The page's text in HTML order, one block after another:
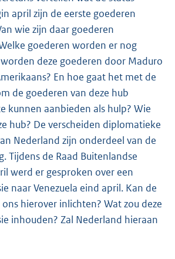
april zijn de eerste goederen
wie zijn daar goederen
goederen worden er nog
deze goederen door Maduro
En hoe gaat het met de
de goederen van deze hub
kunnen aanbieden als hulp? Wie
hub? De verscheiden diplomatieke
Nederland zijn onderdeel van de
Tijdens de Raad Buitenlandse
werd er gesproken over een
naar Venezuela eind april. Kan de
hierover inlichten? Wat zou deze
inhouden? Zal Nederland hieraan